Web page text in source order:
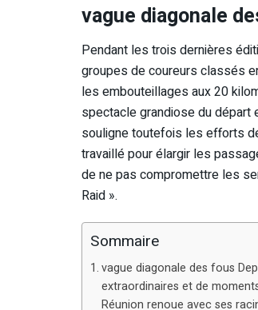
vague diagonale
Pendant les trois dernières
groupes de coureurs classés
les embouteillages aux 20
spectacle grandiose du départ
souligne toutefois les efforts
travaillé pour élargir les
de ne pas compromettre les
Raid ».
Sommaire
vague diagonale des fous
extraordinaires et de
Réunion renoue avec ses